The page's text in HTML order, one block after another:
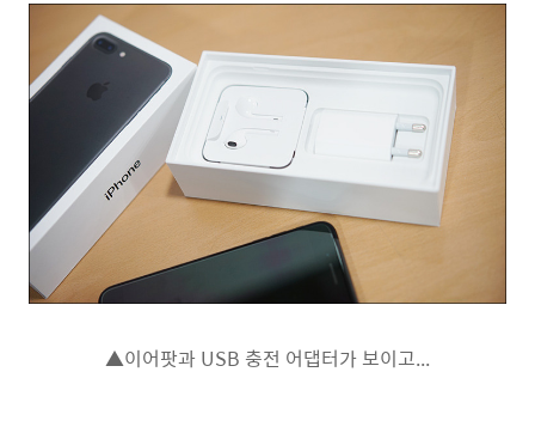
▲이어팟과 USB 충전 어댑터가 보이고...